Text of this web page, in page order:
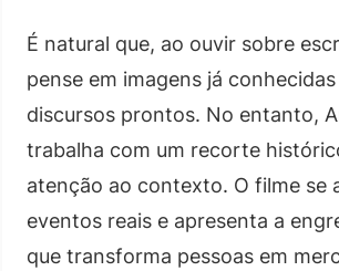
É natural que, ao ouvir sobre
pense em imagens já conhecidas
discursos prontos. No entanto,
trabalha com um recorte
atenção ao contexto. O filme se
eventos reais e apresenta a
que transforma pessoas em